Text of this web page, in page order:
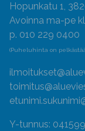
Hopunkatu 1,
Avoinna ma-pe
p. 010 229 0400
(Puheluhinta on
Y-tunnus: